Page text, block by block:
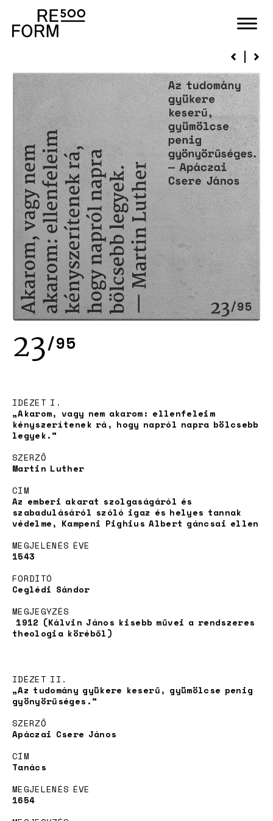
Kövek
Projekt
Örökbefogadás
Hírek
23/95
IDÉZET I.
„Akarom, vagy nem akarom: ellenfeleim
kényszerítenek rá, hogy napról napra bölcsebb
legyek.”
SZERZŐ
Martin Luther
CÍM
Az emberi akarat szolgaságáról és
szabadulásáról szóló igaz és helyes tannak
védelme, Kampeni Pighius Albert gáncsai ellen
MEGJELENÉS ÉVE
1543
FORDÍTÓ
Ceglédi Sándor
MEGJEGYZÉS
1912 (Kálvin János kisebb művei a rendszeres
theologia köréből)
IDÉZET II.
„Az tudomány gyükere keserű, gyümölcse penig
gyönyörűséges.”
SZERZŐ
Apáczai Csere János
CÍM
Tanács
MEGJELENÉS ÉVE
1654